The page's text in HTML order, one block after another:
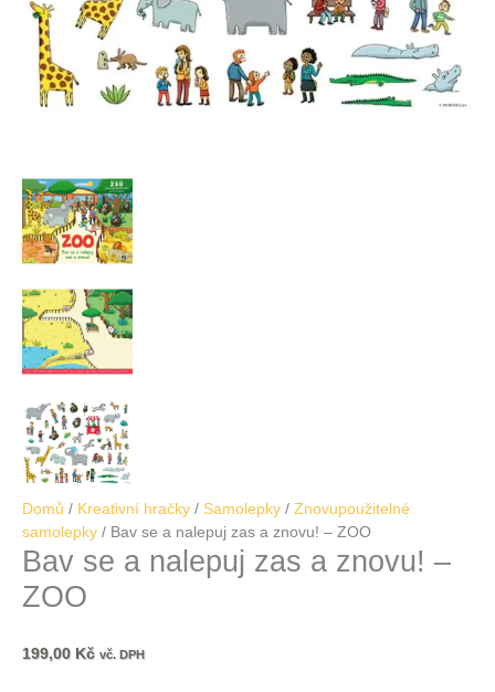
Domů / Kreativní hračky / Samolepky / Znovupoužitelné
samolepky / Bav se a nalepuj zas a znovu! – ZOO
Bav se a nalepuj zas a znovu! –
ZOO
199,00 Kč vč. DPH